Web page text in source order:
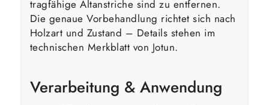
tragfähige Altanstriche sind zu entfernen.
Die genaue Vorbehandlung richtet sich nach
Holzart und Zustand – Details stehen im
technischen Merkblatt von Jotun.
Verarbeitung & Anwendung